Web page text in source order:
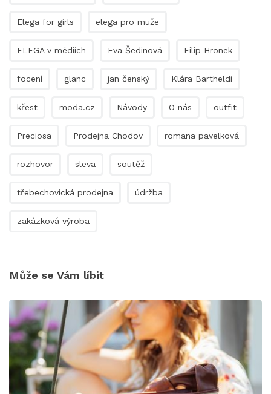
Elega for girls elega pro muže
ELEGA v médiích Eva Šedinová Filip Hronek
focení glanc jan čenský Klára Bartheldi
křest moda.cz Návody O nás outfit
Preciosa Prodejna Chodov romana pavelková
rozhovor sleva soutěž
třebechovická prodejna údržba
zakázková výroba
Může se Vám líbit